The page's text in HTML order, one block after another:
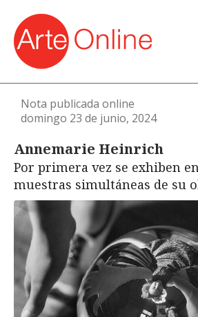
Nota publicada online
domingo 23 de junio, 2024
Annemarie Heinrich
Por primera vez se exhiben
muestras simultáneas de su